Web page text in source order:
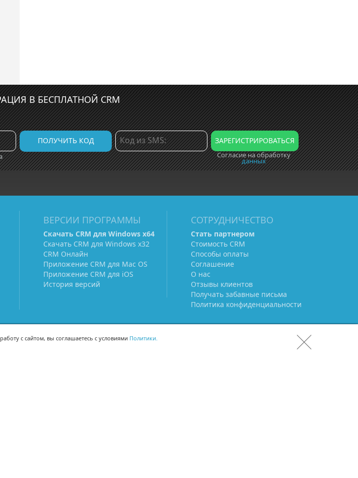
В БЕСПЛАТНОЙ CRM
Согласие на обработку
данных
ВЕРСИИ ПРОГРАММЫ
Скачать CRM для Windows х64
Скачать CRM для Windows х32
CRM Онлайн
Приложение CRM для Mac OS
Приложение CRM для iOS
История версий
СОТРУДНИЧЕСТВО
Стать партнером
Стоимость CRM
Способы оплаты
Соглашение
О нас
Отзывы клиентов
Получать забавные письма
Политика конфиденциальности
с сайтом, вы соглашаетесь с условиями Политики.